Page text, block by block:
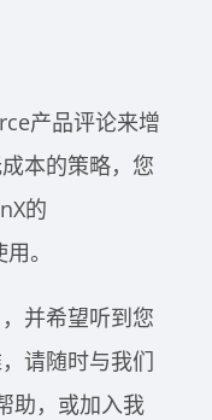
产品评论来增
本的策略，您
的
。
并希望听到您
请随时与我们
助，或加入我